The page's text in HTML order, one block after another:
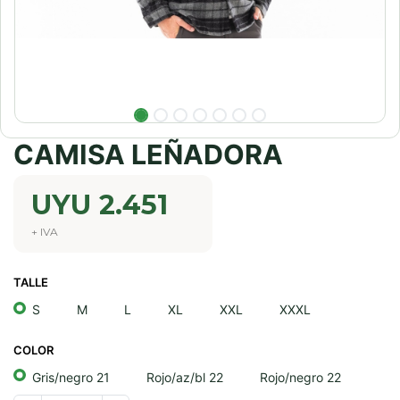
CAMISA LEÑADORA
UYU 2.451
+ IVA
TALLE
S M L XL XXL XXXL
COLOR
Gris/negro 21 Rojo/az/bl 22 Rojo/negro 22